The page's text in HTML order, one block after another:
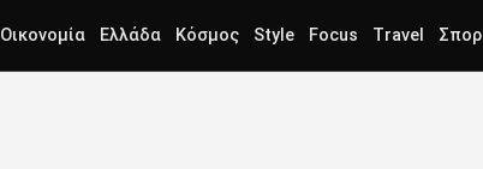
Οικονομία Ελλάδα Κόσμος Style Focus Travel Σπορ